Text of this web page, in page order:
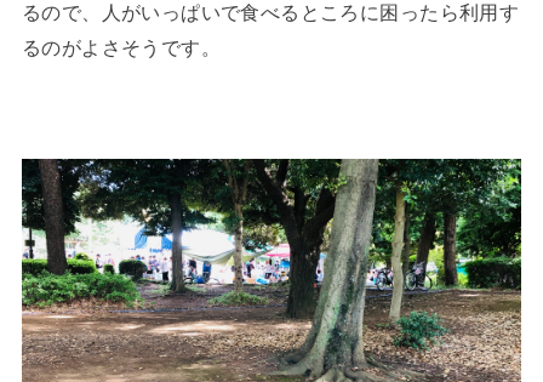
るので、人がいっぱいで食べるところに困ったら利用す
るのがよさそうです。